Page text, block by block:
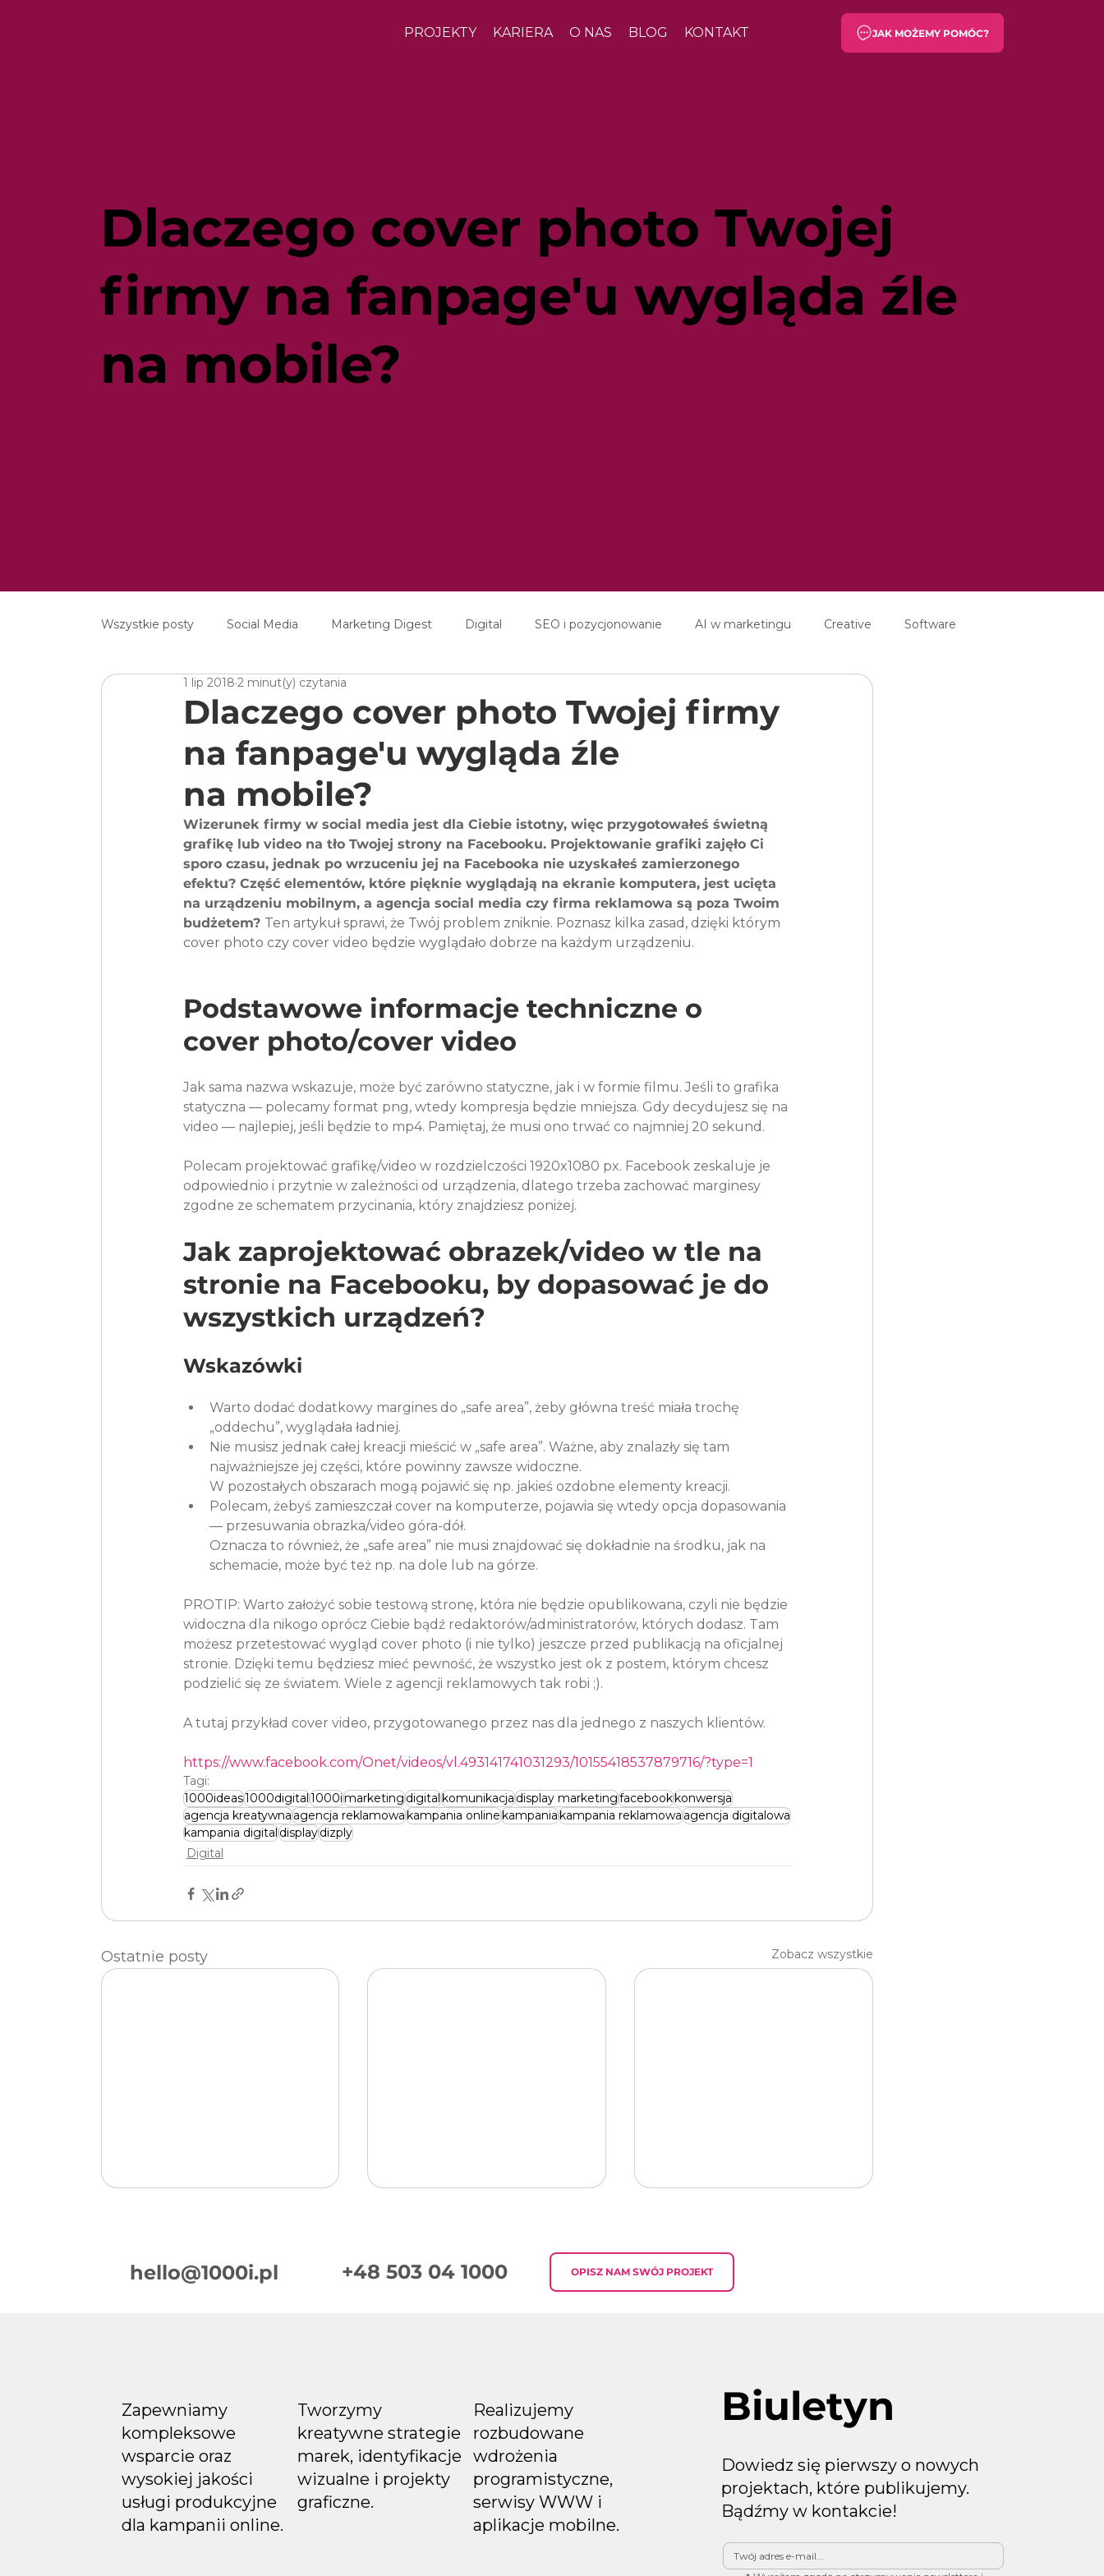
PROJEKTY KARIERA O NAS BLOG KONTAKT JAK MOŻEMY POMÓC?
Dlaczego cover photo Twojej
firmy na fanpage'u wygląda źle
na mobile?
Wszystkie posty Social Media Marketing Digest Digital SEO i pozycjonowanie AI w marketingu Creative Software
Content Marketing
Dlaczego cover photo Twojej firmy
na fanpage'u wygląda źle
na mobile?
1 lip 2018 2 minut(y) czytania
Wizerunek firmy w social media jest dla Ciebie istotny, więc przygotowałeś świetną
grafikę lub video na tło Twojej strony na Facebooku. Projektowanie grafiki zajęło Ci
sporo czasu, jednak po wrzuceniu jej na Facebooka nie uzyskałeś zamierzonego
efektu? Część elementów, które pięknie wyglądają na ekranie komputera, jest ucięta
na urządzeniu mobilnym, a agencja social media czy firma reklamowa są poza Twoim
budżetem? Ten artykuł sprawi, że Twój problem zniknie. Poznasz kilka zasad, dzięki którym
cover photo czy cover video będzie wyglądało dobrze na każdym urządzeniu.
Podstawowe informacje techniczne o
cover photo/cover video
Jak sama nazwa wskazuje, może być zarówno statyczne, jak i w formie filmu. Jeśli to grafika
statyczna — polecamy format png, wtedy kompresja będzie mniejsza. Gdy decydujesz się na
video — najlepiej, jeśli będzie to mp4. Pamiętaj, że musi ono trwać co najmniej 20 sekund.
Polecam projektować grafikę/video w rozdzielczości 1920x1080 px. Facebook zeskaluje je
odpowiednio i przytnie w zależności od urządzenia, dlatego trzeba zachować marginesy
Jak zaprojektować obrazek/video w tle na
stronie na Facebooku, by dopasować je do
wszystkich urządzeń?
Wskazówki
Warto dodać dodatkowy margines do „safe area”, żeby główna treść miała trochę
„oddechu”, wyglądała ładniej.
Nie musisz jednak całej kreacji mieścić w „safe area”. Ważne, aby znalazły się tam
najważniejsze jej części, które powinny zawsze widoczne.
W pozostałych obszarach mogą pojawić się np. jakieś ozdobne elementy kreacji.
Polecam, żebyś zamieszczał cover na komputerze, pojawia się wtedy opcja dopasowania
— przesuwania obrazka/video góra-dół.
Oznacza to również, że „safe area” nie musi znajdować się dokładnie na środku, jak na
schemacie, może być też np. na dole lub na górze.
PROTIP: Warto założyć sobie testową stronę, która nie będzie opublikowana, czyli nie będzie
widoczna dla nikogo oprócz Ciebie bądź redaktorów/administratorów, których dodasz. Tam
możesz przetestować wygląd cover photo (i nie tylko) jeszcze przed publikacją na oficjalnej
stronie. Dzięki temu będziesz mieć pewność, że wszystko jest ok z postem, którym chcesz
podzielić się ze światem. Wiele z agencji reklamowych tak robi ;).
A tutaj przykład cover video, przygotowanego przez nas dla jednego z naszych klientów.
https://www.facebook.com/Onet/videos/vl.493141741031293/10155418537879716/?type=1
Tagi:
1000ideas1000digital1000imarketingdigitalkomunikacjadisplay marketingfacebookkonwersja
agencja kreatywnaagencja reklamowakampania onlinekampaniakampania reklamowaagencja digitalowa
kampania digitaldisplaydizply
Digital
Ostatnie posty Zobacz wszystkie
Część 1: marka i produkt
hello@1000i.pl +48 503 04 1000 OPISZ NAM SWÓJ PROJEKT
Zapewniamy
kompleksowe
wsparcie oraz
wysokiej jakości
usługi produkcyjne
dla kampanii online.
Tworzymy
kreatywne strategie
marek, identyfikacje
wizualne i projekty
graficzne.
Realizujemy
rozbudowane
wdrożenia
programistyczne,
serwisy WWW i
aplikacje mobilne.
Biuletyn
Dowiedz się pierwszy o nowych
projektach, które publikujemy.
Bądźmy w kontakcie!